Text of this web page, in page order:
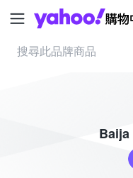
Baija